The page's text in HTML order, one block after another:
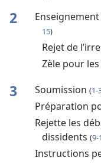
2
15)
Rejet de
Zèle pour
3 Soumission (1-
Préparation
Rejette les
dissidents (9-
Instructions